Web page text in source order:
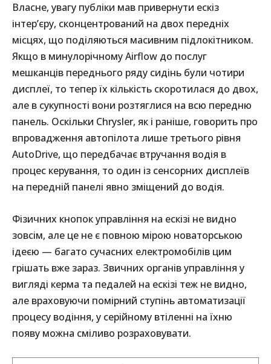
Власне, увагу публіки мав привернути ескіз
інтер’єру, сконцентрований на двох передніх
місцях, що поділяються масивним підлокітником.
Якщо в минулорічному Airflow до послуг
мешканців переднього ряду сидінь були чотири
дисплеї, то тепер їх кількість скоротилася до двох,
але в сукупності вони розтяглися на всю передню
панель. Оскільки Chrysler, як і раніше, говорить про
впровадження автопілота лише третього рівня
AutoDrive, що передбачає втручання водія в
процес керування, то один із сенсорних дисплеїв
на передній панелі явно зміщений до водія.
Фізичних кнопок управління на ескізі не видно
зовсім, але це не є повною мірою новаторською
ідеєю — багато сучасних електромобілів цим
грішать вже зараз. Звичних органів управління у
вигляді керма та педалей на ескізі теж не видно,
але враховуючи помірний ступінь автоматизації
процесу водіння, у серійному втіленні на їхню
появу можна сміливо розраховувати.